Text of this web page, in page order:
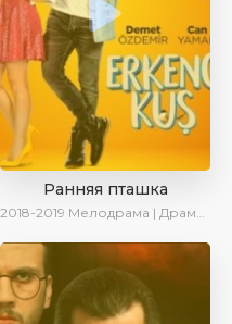
Ранняя пташка
2018-2019 Мелодрама | Драма | Комедия | SesDizi | Ирина Котова